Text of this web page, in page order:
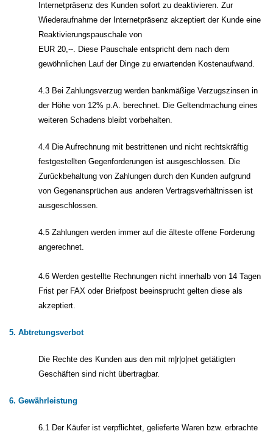
Internetpräsenz des Kunden sofort zu deaktivieren. Zur
Wiederaufnahme der Internetpräsenz akzeptiert der Kunde eine
Reaktivierungspauschale von
EUR 20,--. Diese Pauschale entspricht dem nach dem
gewöhnlichen Lauf der Dinge zu erwartenden Kostenaufwand.
4.3 Bei Zahlungsverzug werden bankmäßige Verzugszinsen in
der Höhe von 12% p.A. berechnet. Die Geltendmachung eines
weiteren Schadens bleibt vorbehalten.
4.4 Die Aufrechnung mit bestrittenen und nicht rechtskräftig
festgestellten Gegenforderungen ist ausgeschlossen. Die
Zurückbehaltung von Zahlungen durch den Kunden aufgrund
von Gegenansprüchen aus anderen Vertragsverhältnissen ist
ausgeschlossen.
4.5 Zahlungen werden immer auf die älteste offene Forderung
angerechnet.
4.6 Werden gestellte Rechnungen nicht innerhalb von 14 Tagen
Frist per FAX oder Briefpost beeinsprucht gelten diese als
akzeptiert.
5. Abtretungsverbot
Die Rechte des Kunden aus den mit m|r|o|net getätigten
Geschäften sind nicht übertragbar.
6. Gewährleistung
6.1 Der Käufer ist verpflichtet, gelieferte Waren bzw. erbrachte